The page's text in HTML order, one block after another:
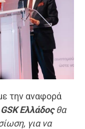
την αναφορά
GSK Ελλάδοςθα
για να